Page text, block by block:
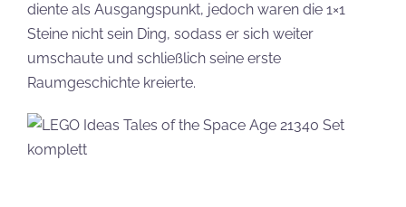
diente als Ausgangspunkt, jedoch waren die 1×1
Steine nicht sein Ding, sodass er sich weiter
umschaute und schließlich seine erste
Raumgeschichte kreierte.